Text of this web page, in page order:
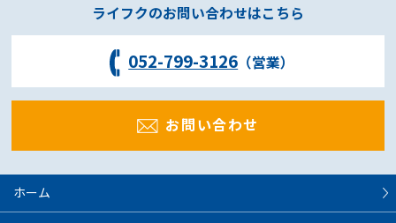
ライフクのお問い合わせはこちら
052-799-3126 （営業）
お問い合わせ
ホーム